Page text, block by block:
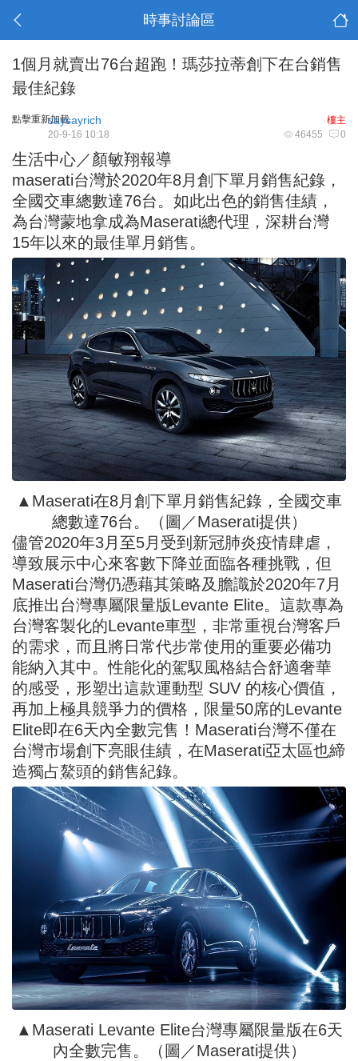
時事討論區
1個月就賣出76台超跑！瑪莎拉蒂創下在台銷售
最佳紀錄
點擊重新加載 樓主
saysayrich
46455 0
20-9-16 10:18
生活中心／顏敏翔報導
maserati台灣於2020年8月創下單月 銷售紀錄 ，
全國交車總數達76台。如此出色的銷售佳績，
為台灣蒙地拿成為Maserati總代理，深耕台灣
15年以來的最佳單月銷售。
▲Maserati在8月創下單月銷售紀錄，全國交車
總數達76台。（圖／Maserati提供）
儘管2020年3月至5月受到新冠肺炎疫情肆虐，
導致展示中心來客數下降並面臨各種挑戰，但
Maserati台灣仍憑藉其策略及膽識於2020年7月
底推出台灣專屬限量版Levante Elite。這款專為
台灣客製化的Levante車型，非常重視台灣客戶
的需求，而且將日常代步常使用的重要必備功
能納入其中。性能化的駕馭風格結合舒適奢華
的感受，形塑出這款運動型 SUV 的核心價值，
再加上極具競爭力的價格，限量50席的Levante
Elite即在6天內全數完售！Maserati台灣不僅在
台灣市場創下亮眼佳績，在Maserati亞太區也締
造獨占鰲頭的銷售紀錄。
▲Maserati Levante Elite台灣專屬限量版在6天
內全數完售。（圖／Maserati提供）